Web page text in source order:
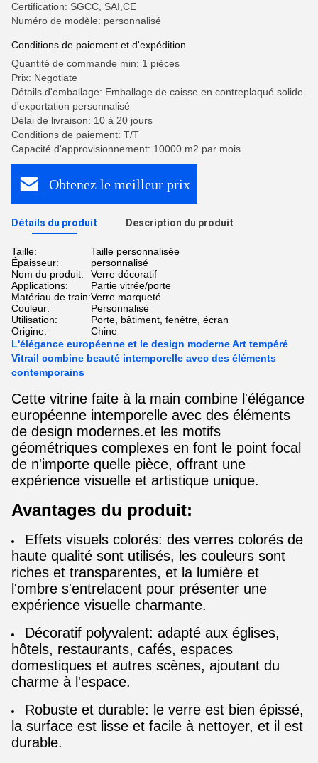
Certification: SGCC, SAI,CE
Numéro de modèle: personnalisé
Conditions de paiement et d'expédition
Quantité de commande min: 1 pièces
Prix: Negotiate
Détails d'emballage: Emballage de caisse en contreplaqué solide
d'exportation personnalisé
Délai de livraison: 10 à 20 jours
Conditions de paiement: T/T
Capacité d'approvisionnement: 10000 m2 par mois
Obtenez le meilleur prix
Détails du produit Description du produit
Taille:
Taille personnalisée
Épaisseur:
personnalisé
Nom du produit:
Verre décoratif
Applications:
Partie vitrée/porte
Matériau de train:Verre marqueté
Couleur:
Personnalisé
Utilisation:
Porte, bâtiment, fenêtre, écran
Origine:
Chine
L'élégance européenne et le design moderne Art tempéré
Vitrail combine beauté intemporelle avec des éléments
contemporains
Cette vitrine faite à la main combine l'élégance
européenne intemporelle avec des éléments
de design modernes.et les motifs
géométriques complexes en font le point focal
de n'importe quelle pièce, offrant une
expérience visuelle et artistique unique.
Avantages du produit:
Effets visuels colorés: des verres colorés de
haute qualité sont utilisés, les couleurs sont
riches et transparentes, et la lumière et
l'ombre s'entrelacent pour présenter une
expérience visuelle charmante.
Décoratif polyvalent: adapté aux églises,
hôtels, restaurants, cafés, espaces
domestiques et autres scènes, ajoutant du
charme à l'espace.
Robuste et durable: le verre est bien épissé,
la surface est lisse et facile à nettoyer, et il est
durable.